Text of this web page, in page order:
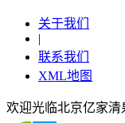
关于我们
|
联系我们
XML地图
欢迎光临北京亿家清